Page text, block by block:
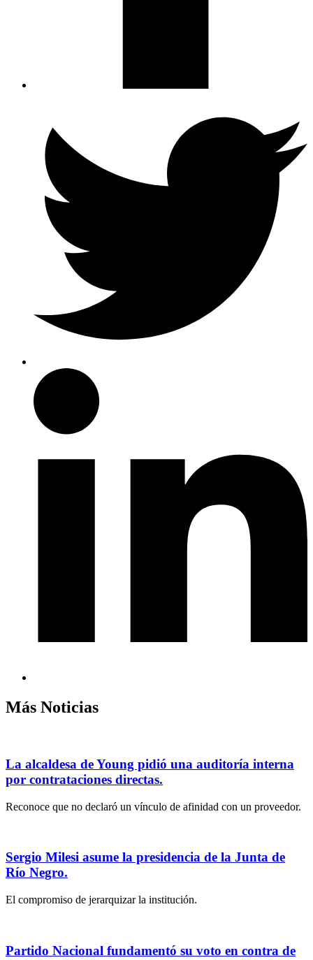
Más Noticias
La alcaldesa de Young pidió una auditoría interna
por contrataciones directas.
Reconoce que no declaró un vínculo de afinidad con un proveedor.
Sergio Milesi asume la presidencia de la Junta de
Río Negro.
El compromiso de jerarquizar la institución.
Partido Nacional fundamentó su voto en contra de